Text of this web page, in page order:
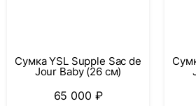
Сумка YSL Supple Sac de
Jour Baby (26 см)
65 000 ₽